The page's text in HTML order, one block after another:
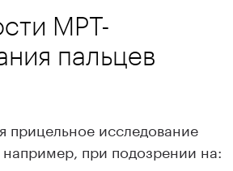
МРТ-
пальцев
прицельное исследование
при подозрении на: